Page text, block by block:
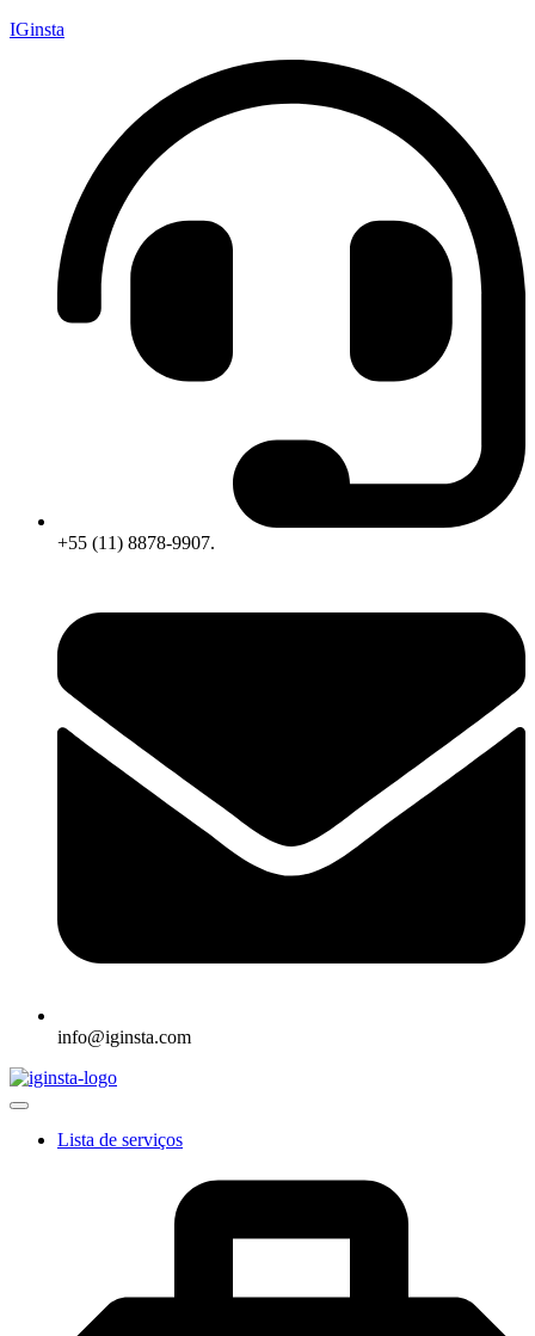
IGinsta
+55 (11) 8878-9907.
info@iginsta.com
Lista de serviços